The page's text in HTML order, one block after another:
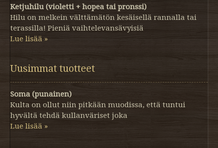
Ketjuhilu (violetti + hopea tai pronssi)
Hilu on melkein välttämätön kesäisellä rannalla tai
terassilla! Pieniä vaihtelevansävyisiä
Lue lisää »
Uusimmat tuotteet
Soma (punainen)
Kulta on ollut niin pitkään muodissa, että tuntui
hyvältä tehdä kullanväriset joka
Lue lisää »